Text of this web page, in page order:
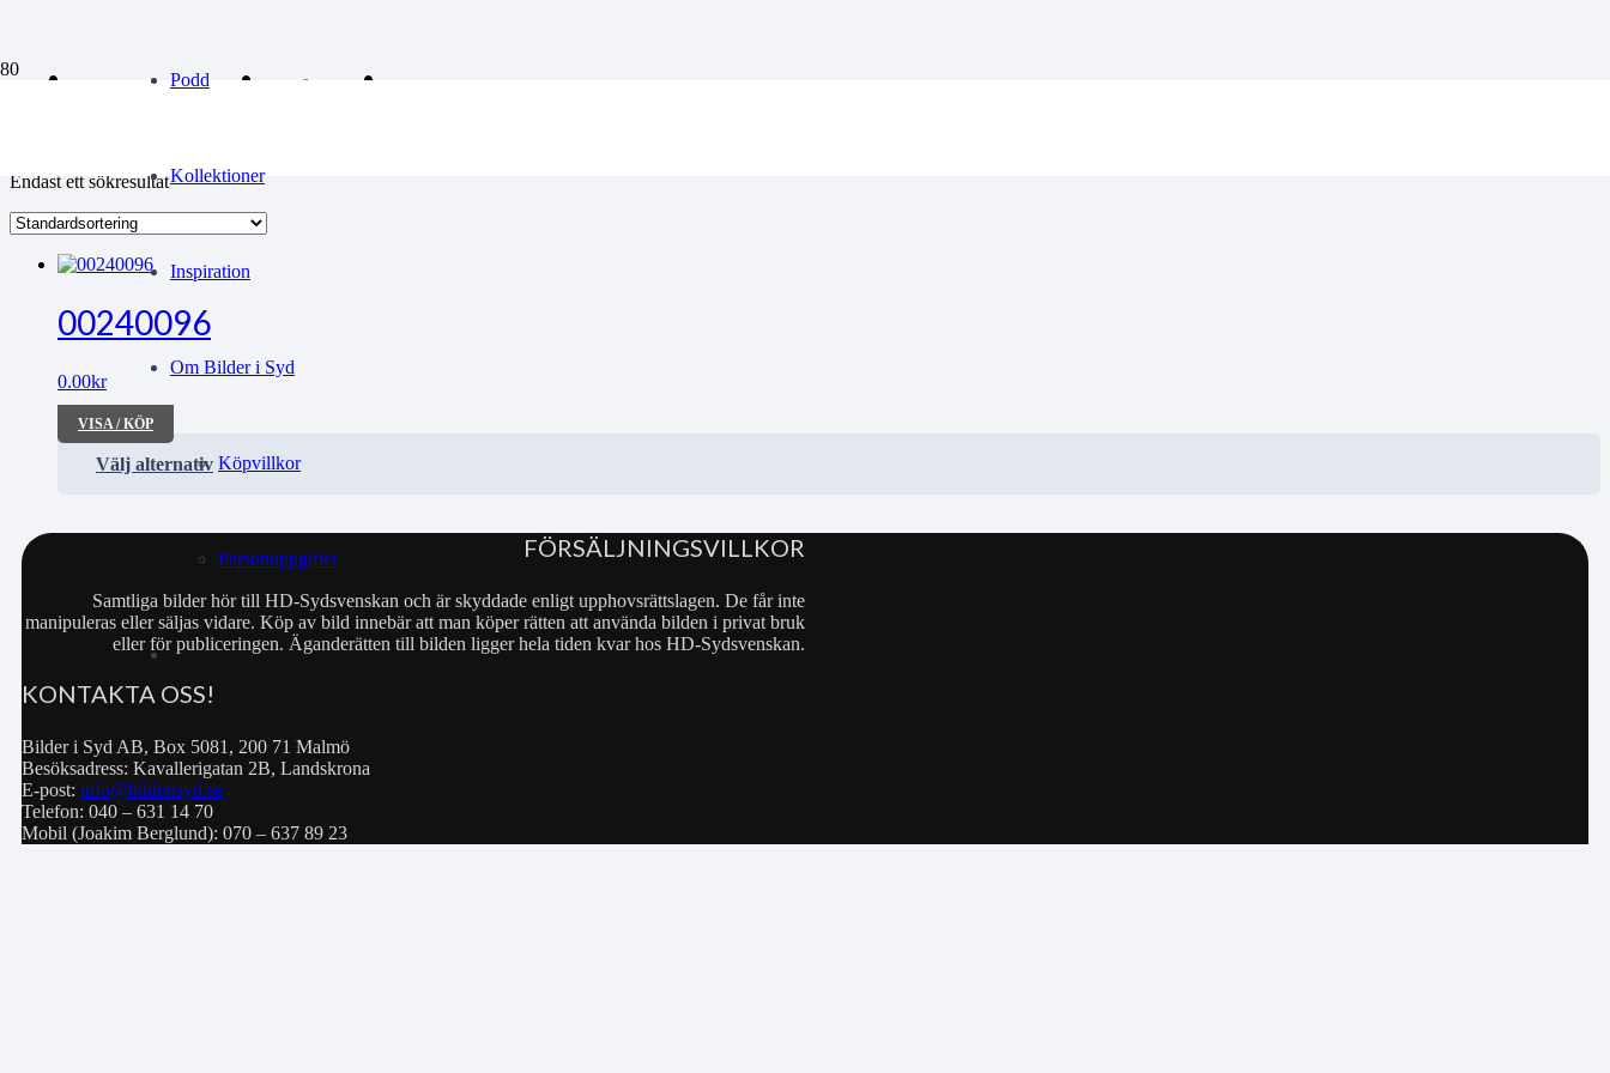
Podd
Kollektioner
Inspiration
Om Bilder i Syd
Köpvillkor
Personuppgifter
gipsavgjutning
Endast ett sökresultat
00240096
0.00kr
VISA / KÖP
Välj alternativ
FÖRSÄLJNINGSVILLKOR
Samtliga bilder hör till HD-Sydsvenskan och är skyddade enligt upphovsrättslagen. De får inte
manipuleras eller säljas vidare. Köp av bild innebär att man köper rätten att använda bilden i privat bruk
eller för publiceringen. Äganderätten till bilden ligger hela tiden kvar hos HD-Sydsvenskan.
KONTAKTA OSS!
Bilder i Syd AB, Box 5081, 200 71 Malmö
Besöksadress: Kavallerigatan 2B, Landskrona
E-post: info@bilderisyd.se
Telefon: 040 – 631 14 70
Mobil (Joakim Berglund): 070 – 637 89 23